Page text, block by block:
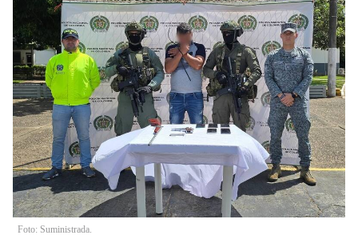
Foto: Suministrada.